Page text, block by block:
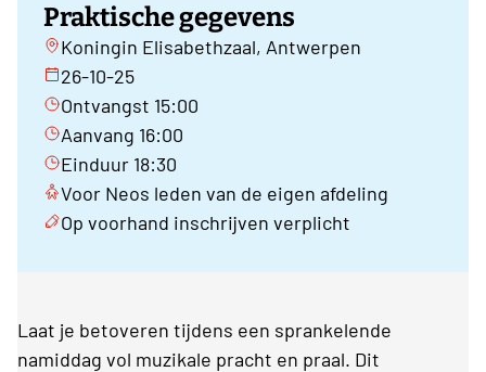
Praktische gegevens
Koningin Elisabethzaal, Antwerpen
26-10-25
Ontvangst 15:00
Aanvang 16:00
Einduur 18:30
Voor Neos leden van de eigen afdeling
Op voorhand inschrijven verplicht
Laat je betoveren tijdens een sprankelende
namiddag vol muzikale pracht en praal. Dit